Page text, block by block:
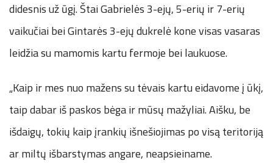
didesnis už ūgį. Štai Gabrielės 3-ejų, 5-erių ir 7-erių
vaikučiai bei Gintarės 3-ejų dukrelė kone visas vasaras
leidžia su mamomis kartu fermoje bei laukuose.
„Kaip ir mes nuo mažens su tėvais kartu eidavome į ūkį,
taip dabar iš paskos bėga ir mūsų mažyliai. Aišku, be
išdaigų, tokių kaip įrankių išnešiojimas po visą teritoriją
ar miltų išbarstymas angare, neapsieiname.